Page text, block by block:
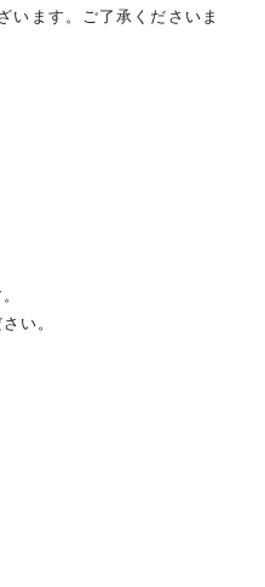
います。ご了承くださいま
い。